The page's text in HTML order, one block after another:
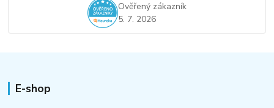
Ověřený zákazník
5. 7. 2026
E-shop